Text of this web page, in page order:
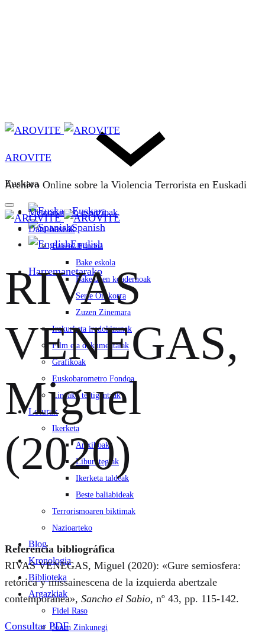
Euskara
Euskara
Spanish
English
Harremanetarako
AROVITE
Archivo Online sobre la Violencia Terrorista en Euskadi
Memoriarako espazioak
Datu-baseak
Bakeaz Fondoa
Bake eskola
Bakeaz-en koadernoak
Serie Orokorra
Zuzen Zinemara
Irakurketa iradokizunak
Film eta dokumentalak
Grafikoak
Euskobarometro Fondoa
Lineako testigantzak
Loturak
Ikerketa
Artxiboak
Liburutegiak
Ikerketa taldeak
Beste baliabideak
Terrorismoaren biktimak
Nazioarteko
Blog
Kronologia
Biblioteka
Argazkiak
Fidel Raso
Jonan Zinkunegi
RIVAS
VENEGAS,
Miguel
(2020)
Referencia bibliográfica
RIVAS VENEGAS, Miguel (2020): «Gure semiosfera:
retórica y missainescena de la izquierda abertzale
contemporánea», Sancho el Sabio, nº 43, pp. 115-142.
Consultar PDF